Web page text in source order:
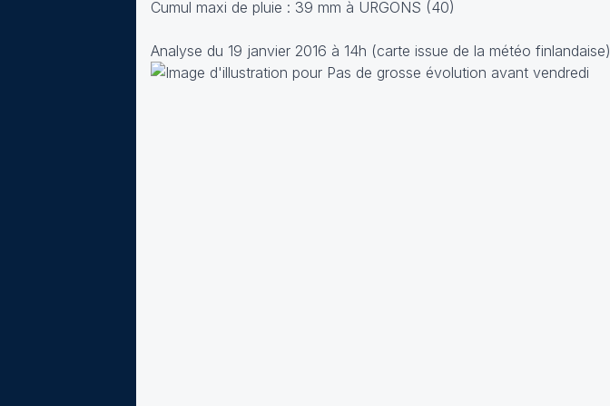
Cumul maxi de pluie : 39 mm à URGONS (40)
Analyse du 19 janvier 2016 à 14h (carte issue de la météo finlandaise)